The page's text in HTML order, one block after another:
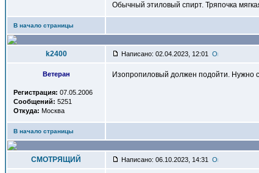
Обычный этиловый спирт. Тряпочка
В начало страницы
k2400 Написано: 02.04.2023, 12:01
Ветеран
Регистрация: 07.05.2006
Сообщений: 5251
Откуда: Москва
Изопропиловый должен подойти. Нужно
В начало страницы
СМОТРЯЩИЙ Написано: 06.10.2023, 14:31